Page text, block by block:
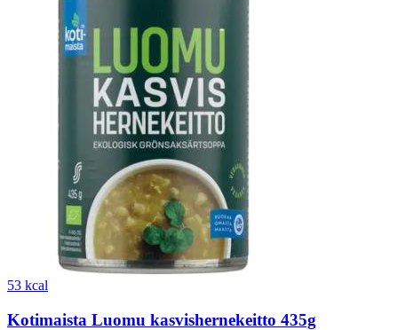
53 kcal
Kotimaista Luomu kasvishernekeitto 435g